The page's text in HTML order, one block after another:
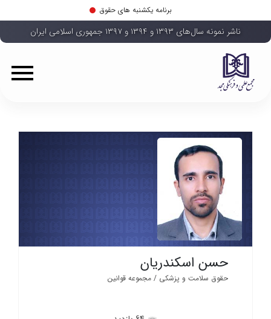
برنامه یکشنبه های حقوق
ناشر نمونه سال‌های ۱۳۹۳ و ۱۳۹۴ و ۱۳۹۷ جمهوری اسلامی ایران
حسن اسکندریان
حقوق سلامت و پزشکی / مجموعه قوانین